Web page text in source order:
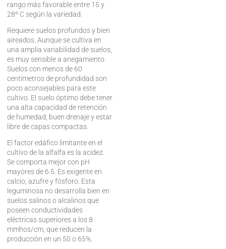
rango más favorable entre 15 y
28º C según la variedad.
Requiere suelos profundos y bien
aireados. Aunque se cultiva en
una amplia variabilidad de suelos,
es muy sensible a anegamiento.
Suelos con menos de 60
centímetros de profundidad son
poco aconsejables para este
cultivo. El suelo óptimo debe tener
una alta capacidad de retención
de humedad, buen drenaje y estar
libre de capas compactas.
El factor edáfico limitante en el
cultivo de la alfalfa es la acidez.
Se comporta mejor con pH
mayores de 6.5. Es exigente en
calcio, azufre y fósforo. Esta
leguminosa no desarrolla bien en
suelos salinos o alcalinos que
poseen conductividades
eléctricas superiores a los 8
mmhos/cm, que reducen la
producción en un 50 o 65%.